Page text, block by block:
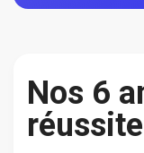
Nos 6
réussite